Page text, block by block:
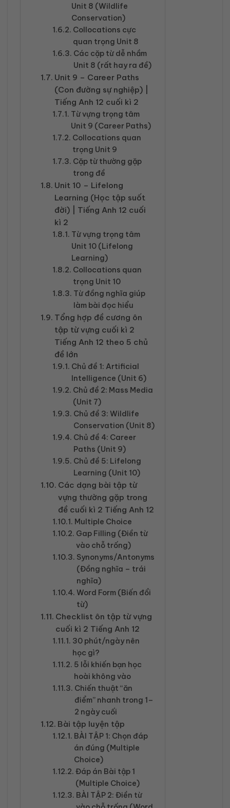
Unit 8 (Wildlife
Conservation)
Collocations cực
quan trọng Unit 8
Các cặp từ dễ nhầm
Unit 8 (rất hay ra đề)
Unit 9 – Career Paths
(Con đường sự nghiệp) |
Tiếng Anh 12 cuối kì 2
Từ vựng trọng tâm
Unit 9 (Career Paths)
Collocations quan
trọng Unit 9
Cặp từ thường gặp
trong đề
Unit 10 – Lifelong
Learning (Học tập suốt
đời) | Tiếng Anh 12 cuối
kì 2
Từ vựng trọng tâm
Unit 10 (Lifelong
Learning)
Collocations quan
trọng Unit 10
Từ đồng nghĩa giúp
làm bài đọc hiểu
Tổng hợp đề cương ôn
tập từ vựng cuối kì 2
Tiếng Anh 12 theo 5 chủ
đề lớn
Chủ đề 1: Artificial
Intelligence (Unit 6)
Chủ đề 2: Mass Media
(Unit 7)
Chủ đề 3: Wildlife
Conservation (Unit 8)
Chủ đề 4: Career
Paths (Unit 9)
Chủ đề 5: Lifelong
Learning (Unit 10)
Các dạng bài tập từ
vựng thường gặp trong
đề cuối kì 2 Tiếng Anh 12
Multiple Choice
Gap Filling (Điền từ
vào chỗ trống)
Synonyms/Antonyms
(Đồng nghĩa – trái
nghĩa)
Word Form (Biến đổi
từ)
Checklist ôn tập từ vựng
cuối kì 2 Tiếng Anh 12
30 phút/ngày nên
học gì?
5 lỗi khiến bạn học
hoài không vào
Chiến thuật “ăn
điểm” nhanh trong 1–
2 ngày cuối
Bài tập luyện tập
BÀI TẬP 1: Chọn đáp
án đúng (Multiple
Choice)
Đáp án Bài tập 1
(Multiple Choice)
BÀI TẬP 2: Điền từ